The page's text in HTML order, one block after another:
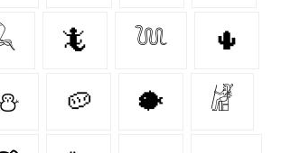
🦎 𓆙 🌵
🥔 🐡 𓁈